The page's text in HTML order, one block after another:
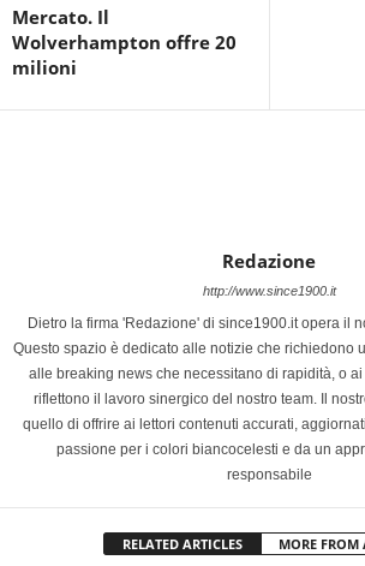
Mercato. Il
Wolverhampton offre 20
milioni
Redazione
http://www.since1900.it
Dietro la firma 'Redazione' di since1900.it opera il
Questo spazio è dedicato alle notizie che richiedono
alle breaking news che necessitano di rapidità, o
riflettono il lavoro sinergico del nostro team. Il
quello di offrire ai lettori contenuti accurati,
passione per i colori biancocelesti e da un
responsabile
RELATED ARTICLES MORE FROM